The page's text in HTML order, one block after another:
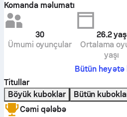
Komanda məlumatı
30
Ümumi oyunçular
26.2yaş
Ortalama
yaşı
Bütün heyətə
Titullar
Böyük kuboklar
Bütün
Cəmi qələbə